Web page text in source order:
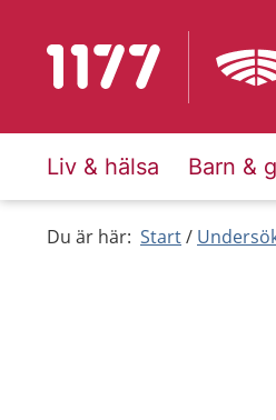
Till startsidan för 1177
Liv & hälsa Barn &
Du är här: Start